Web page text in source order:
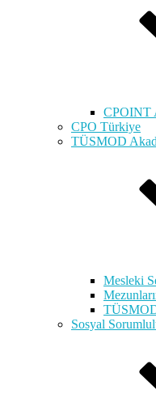
CPOINT
CPO Türkiye
TÜSMOD
Mesleki
Sosyal